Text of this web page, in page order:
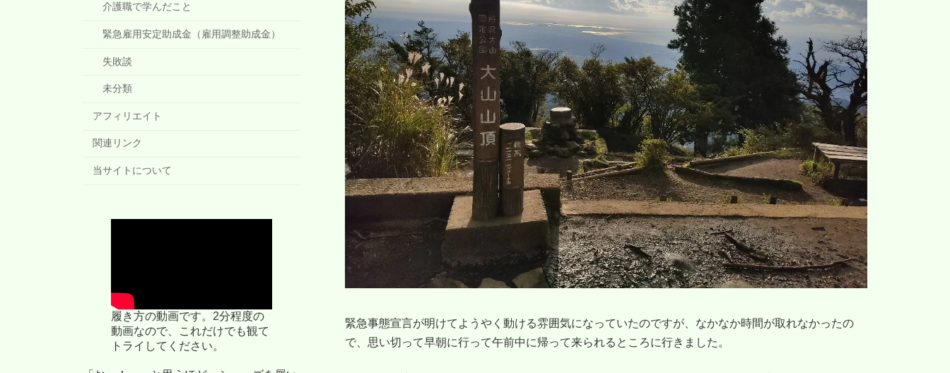
緊急事態宣言が明けてようやく動ける雰囲気になっていたのですが、なかなか時間が取れなかったの
で、思い切って早朝に行って午前中に帰って来られるところに行きました。
介護職で学んだこと
緊急雇用安定助成金（雇用調整助成金）
失敗談
未分類
アフィリエイト
関連リンク
当サイトについて
履き方の動画です。2分程度の
動画なので、これだけでも観て
トライしてください。